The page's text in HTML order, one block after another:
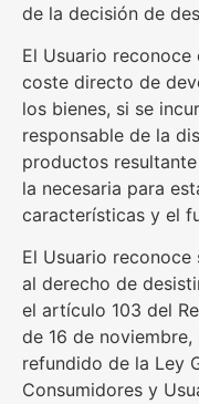
de la decisión de
El Usuario
coste directo de
los bienes, si se
responsable de la
productos
la necesaria para
características y el
El Usuario
al derecho de
el artículo 103 del
de 16 de
refundido de la Ley
Consumidores y